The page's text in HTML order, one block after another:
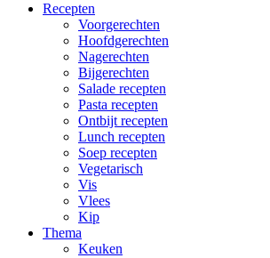
Recepten
Voorgerechten
Hoofdgerechten
Nagerechten
Bijgerechten
Salade recepten
Pasta recepten
Ontbijt recepten
Lunch recepten
Soep recepten
Vegetarisch
Vis
Vlees
Kip
Thema
Keuken